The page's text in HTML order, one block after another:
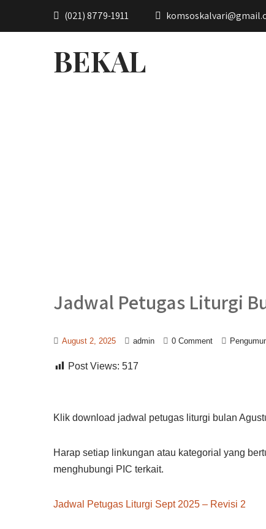
(021) 8779-1911
BEKAL
Jadwal Petugas Liturgi
August 2, 2025 admin 0 Comment
Post Views: 517
Klik download jadwal petugas liturgi bulan
Harap setiap linkungan atau kategorial yang
menghubungi PIC terkait.
Jadwal Petugas Liturgi Sept 2025 – Revisi 2